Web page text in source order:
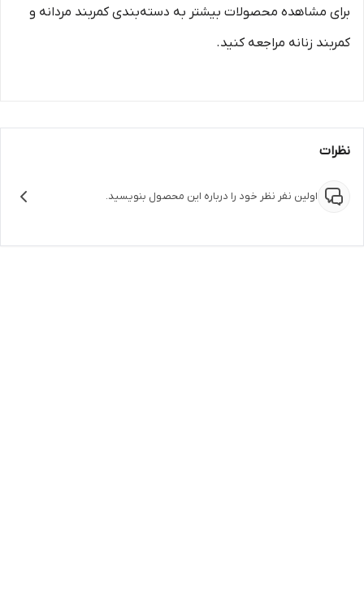
برای مشاهده محصولات بیشتر به دسته‌بندی کمربند مردانه و
کمربند زنانه مراجعه کنید.
نظرات
اولین نفر نظر خود را درباره این محصول بنویسید.